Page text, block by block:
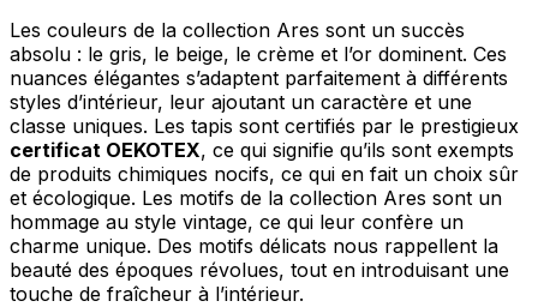
Les couleurs de la collection Ares sont un succès
absolu : le gris, le beige, le crème et l’or dominent. Ces
nuances élégantes s’adaptent parfaitement à différents
styles d’intérieur, leur ajoutant un caractère et une
classe uniques. Les tapis sont certifiés par le prestigieux
certificat OEKOTEX, ce qui signifie qu’ils sont exempts
de produits chimiques nocifs, ce qui en fait un choix sûr
et écologique. Les motifs de la collection Ares sont un
hommage au style vintage, ce qui leur confère un
charme unique. Des motifs délicats nous rappellent la
beauté des époques révolues, tout en introduisant une
touche de fraîcheur à l’intérieur.